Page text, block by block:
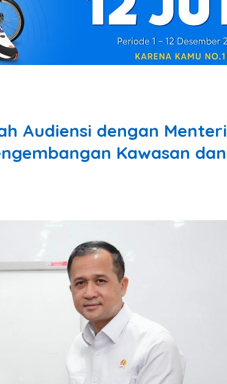
Audiensi dengan Menteri
Kawasan dan